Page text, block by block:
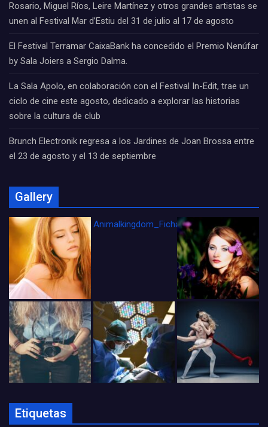
Rosario, Miguel Ríos, Leire Martínez y otros grandes artistas se
unen al Festival Mar d’Estiu del 31 de julio al 17 de agosto
El Festival Terramar CaixaBank ha concedido el Premio Nenúfar
by Sala Joiers a Sergio Dalma.
La Sala Apolo, en colaboración con el Festival In-Edit, trae un
ciclo de cine este agosto, dedicado a explorar las historias
sobre la cultura de club
Brunch Electronik regresa a los Jardines de Joan Brossa entre
el 23 de agosto y el 13 de septiembre
Gallery
Animalkingdom_FichaCine
Etiquetas